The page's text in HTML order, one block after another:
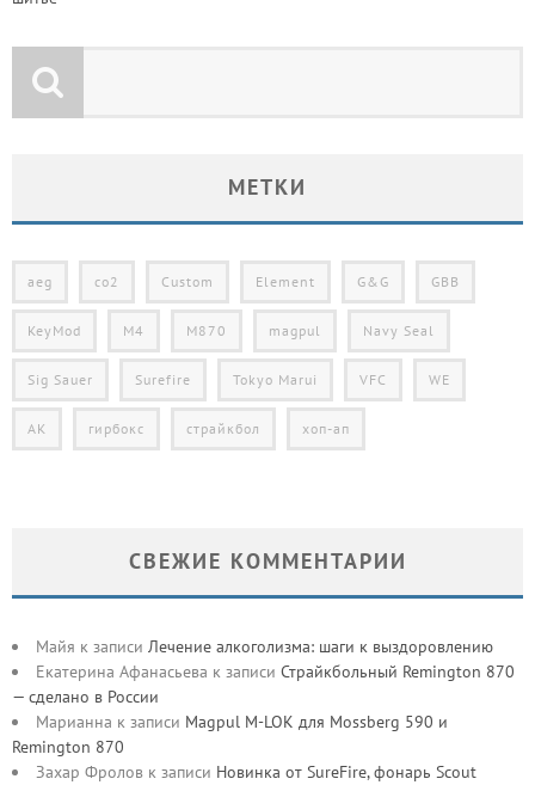
МЕТКИ
aeg co2 Custom Element G&G GBB
KeyMod M4 M870 magpul Navy Seal
Sig Sauer Surefire Tokyo Marui VFC WE
АК гирбокс страйкбол хоп-ап
СВЕЖИЕ КОММЕНТАРИИ
Майя к записи Лечение алкоголизма: шаги к выздоровлению
Екатерина Афанасьева к записи Страйкбольный Remington 870
— сделано в России
Марианна к записи Magpul M-LOK для Mossberg 590 и
Remington 870
Захар Фролов к записи Новинка от SureFire, фонарь Scout